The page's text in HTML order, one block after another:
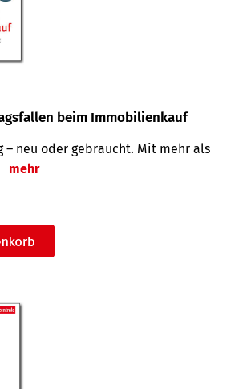
beim Immobilienkauf
– neu oder gebraucht. Mit mehr als
mehr